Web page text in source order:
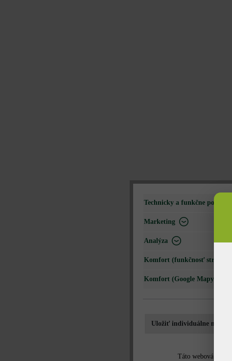
Technicky a funkčne potrebné
Marketing
Analýza
Komfort (funkčnosť stránky)
Komfort (Google Mapy)
Uložiť individuálne
Táto webová